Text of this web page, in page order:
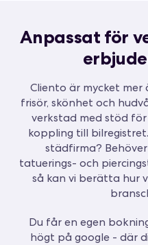
Anpassat för
Cliento är mycket
frisör, skönhet och
verkstad med stöd
koppling till
städfirma?
tatuerings- och
så kan vi berätta hur
Du får en egen
högt på google - där